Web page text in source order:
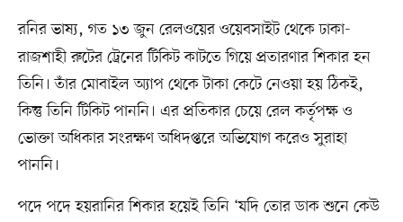
রনির ভাষ্য, গত ১৩ জুন রেলওয়ের ওয়েবসাইট থেকে ঢাকা-
রাজশাহী রুটের ট্রেনের টিকিট কাটতে গিয়ে প্রতারণার শিকার হন
তিনি। তাঁর মোবাইল অ্যাপ থেকে টাকা কেটে নেওয়া হয় ঠিকই,
কিন্তু তিনি টিকিট পাননি। এর প্রতিকার চেয়ে রেল কর্তৃপক্ষ ও
ভোক্তা অধিকার সংরক্ষণ অধিদপ্তরে অভিযোগ করেও সুরাহা
পাননি।
পদে পদে হয়রানির শিকার হয়েই তিনি ‘যদি তোর ডাক শুনে কেউ